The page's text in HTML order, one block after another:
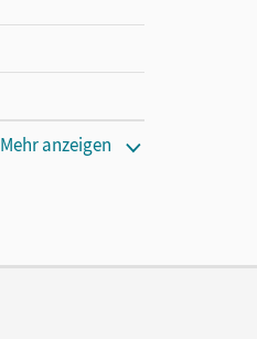
Mehr anzeigen